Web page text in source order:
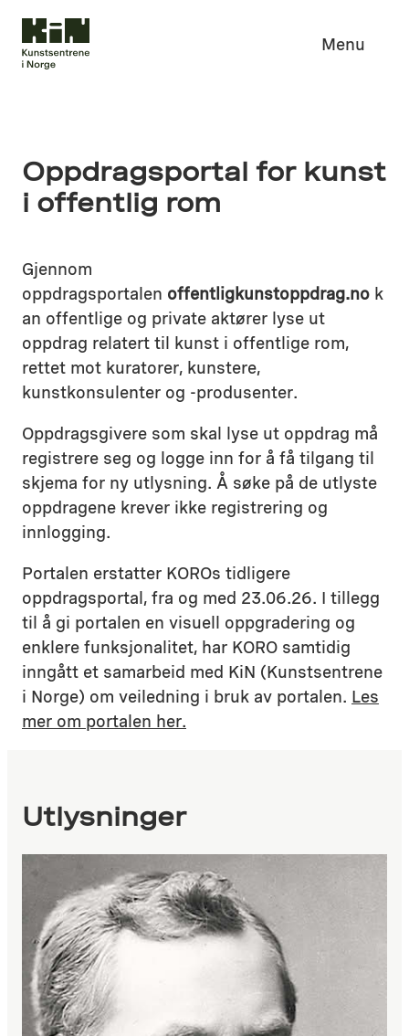
Menu
Oppdragsportal for kunst
i offentlig rom
Gjennom
oppdragsportalen offentligkunstoppdrag.no k
an offentlige og private aktører lyse ut
oppdrag relatert til kunst i offentlige rom,
rettet mot kuratorer, kunstere,
kunstkonsulenter og -produsenter.
Oppdragsgivere som skal lyse ut oppdrag må
registrere seg og logge inn for å få tilgang til
skjema for ny utlysning. Å søke på de utlyste
oppdragene krever ikke registrering og
innlogging.
Portalen erstatter KOROs tidligere
oppdragsportal, fra og med 23.06.26. I tillegg
til å gi portalen en visuell oppgradering og
enklere funksjonalitet, har KORO samtidig
inngått et samarbeid med KiN (Kunstsentrene
i Norge) om veiledning i bruk av portalen. Les
mer om portalen her.
Utlysninger